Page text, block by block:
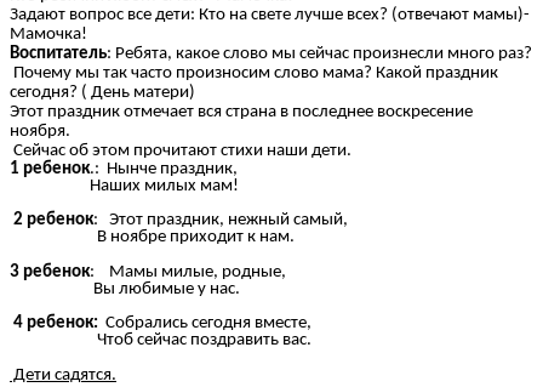
Задают вопрос все дети: Кто на свете лучше всех? (отвечают мамы)-
Мамочка!
Воспитатель: Ребята, какое слово мы сейчас произнесли много раз?
Почему мы так часто произносим слово мама? Какой праздник
сегодня? ( День матери)
Этот праздник отмечает вся страна в последнее воскресение
ноября.
Сейчас об этом прочитают стихи наши дети.
1 ребенок.: Нынче праздник,
Наших милых мам!
2 ребенок: Этот праздник, нежный самый,
В ноябре приходит к нам.
3 ребенок: Мамы милые, родные,
Вы любимые у нас.
4 ребенок: Собрались сегодня вместе,
Чтоб сейчас поздравить вас.
Дети садятся.